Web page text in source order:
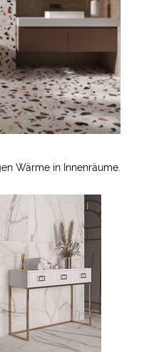
Wärme in Innenräume.